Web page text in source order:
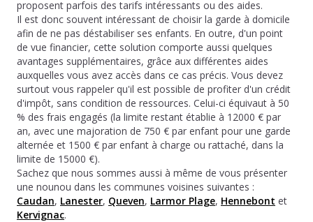
proposent parfois des tarifs intéressants ou des aides.
Il est donc souvent intéressant de choisir la garde à domicile
afin de ne pas déstabiliser ses enfants. En outre, d'un point
de vue financier, cette solution comporte aussi quelques
avantages supplémentaires, grâce aux différentes aides
auxquelles vous avez accès dans ce cas précis. Vous devez
surtout vous rappeler qu'il est possible de profiter d'un crédit
d'impôt, sans condition de ressources. Celui-ci équivaut à 50
% des frais engagés (la limite restant établie à 12000 € par
an, avec une majoration de 750 € par enfant pour une garde
alternée et 1500 € par enfant à charge ou rattaché, dans la
limite de 15000 €).
Sachez que nous sommes aussi à même de vous présenter
une nounou dans les communes voisines suivantes :
Caudan, Lanester, Queven, Larmor Plage, Hennebont et
Kervignac.